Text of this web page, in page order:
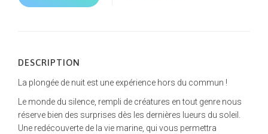
DESCRIPTION
La plongée de nuit est une expérience hors du commun !
Le monde du silence, rempli de créatures en tout genre nous
réserve bien des surprises dès les dernières lueurs du soleil.
Une redécouverte de la vie marine, qui vous permettra